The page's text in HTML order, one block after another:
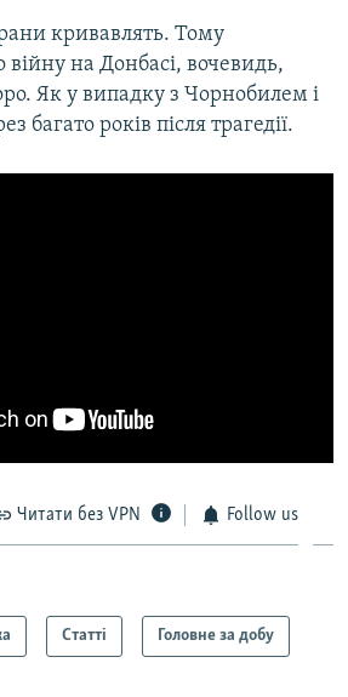
кривавлять. Тому
війну на Донбасі, вочевидь,
Як у випадку з Чорнобилем і
багато років після трагедії.
Читати без VPN Follow us
Статті Головне за добу